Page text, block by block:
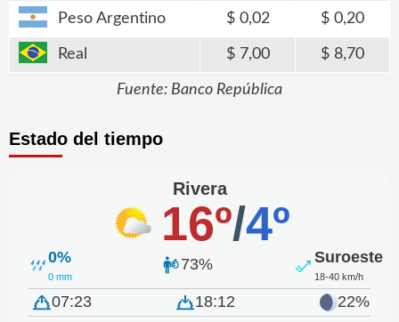
Peso Argentino 0,02 0,20
Real 7,00 8,70
Fuente: Banco República
Estado del tiempo
Rivera
16º/4º
0%
0 mm
73% Suroeste
18-40 km/h
07:23 18:12 22%